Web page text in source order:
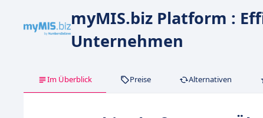
myMIS.biz Platform :
Unternehmen
Im Überblick Preise Alternativen